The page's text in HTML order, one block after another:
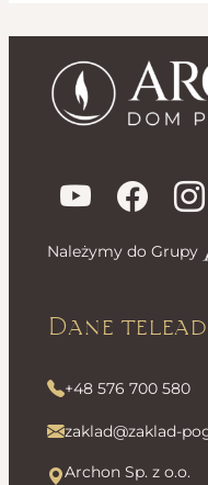
Należymy do Grupy
Dane
+48 576 700 580
zaklad@zaklad-
Archon Sp. z o.o.